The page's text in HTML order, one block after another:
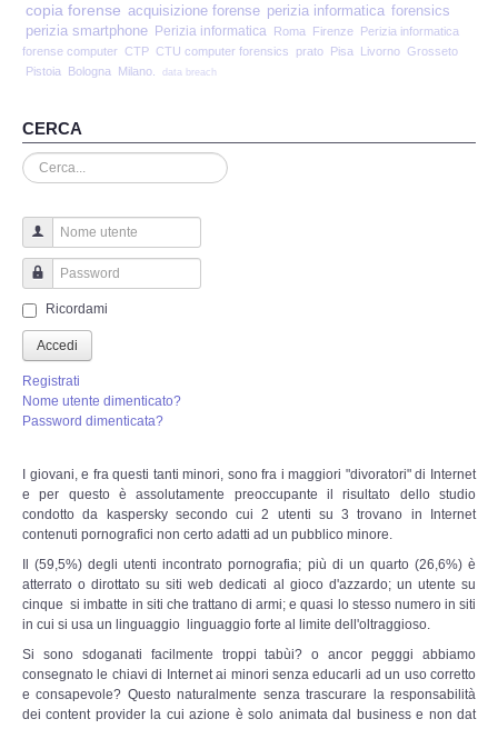
Perizia Estimo
Perizia Documento informatico
Perizia Cloud
Perizia E-mail
Perizia Truffa Banca e Online
Perizia Dash Cam
Perizia software spia
Perizia Controllo lavoratori
Perizia DVR
Perizia IoT e IIoT
Perizia Ransomware Malware
Perizia Incidente Stradale
copia forense acquisizione forense perizia informatica forensics
perizia smartphone Perizia informatica Roma Firenze Perizia informatica
forense computer CTP CTU computer forensics prato Pisa Livorno Grosseto
Pistoia
Bologna Milano. data breach
CERCA
Cerca...
Nome utente
Password
Ricordami
Accedi
Registrati
Nome utente dimenticato?
Password dimenticata?
I giovani, e fra questi tanti minori, sono fra i maggiori "divoratori" di Internet
e per questo è assolutamente preoccupante il risultato dello studio
condotto da kaspersky secondo cui 2 utenti su 3 trovano in Internet
contenuti pornografici non certo adatti ad un pubblico minore.
Il (59,5%) degli utenti incontrato pornografia; più di un quarto (26,6%) è
atterrato o dirottato su siti web dedicati al gioco d'azzardo; un utente su
cinque si imbatte in siti che trattano di armi; e quasi lo stesso numero in siti
in cui si usa un linguaggio linguaggio forte al limite dell'oltraggioso.
Si sono sdoganati facilmente troppi tabùi? o ancor pegggi abbiamo
consegnato le chiavi di Internet ai minori senza educarli ad un uso corretto
e consapevole? Questo naturalmente senza trascurare la responsabilità
dei content provider la cui azione è solo animata dal business e non dat